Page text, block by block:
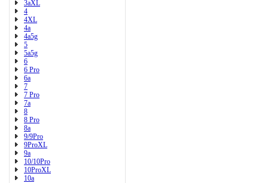
3aXL
4
4XL
4a
4a5g
5
5a5g
6
6 Pro
6a
7
7 Pro
7a
8
8 Pro
8a
9/9Pro
9ProXL
9a
10/10Pro
10ProXL
10a